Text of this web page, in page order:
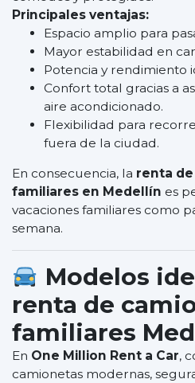
Principales ventajas:
Espacio amplio para
Mayor estabilidad en
Potencia y rendimiento
Confort total gracias a
aire acondicionado.
Flexibilidad para
fuera de la ciudad.
En consecuencia, la renta
familiares en Medellín es
vacaciones familiares como
semana.
Modelos
renta de
familiares
En One Million Rent a Car,
camionetas modernas,